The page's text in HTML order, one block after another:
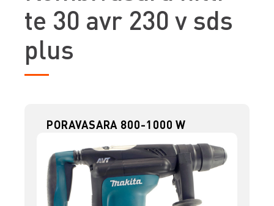
te 30 avr 230 v sds
plus
PORAVASARA 800-1000 W